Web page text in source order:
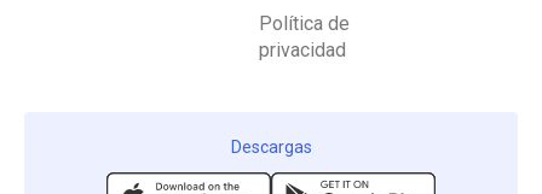
Política de
privacidad
Descargas